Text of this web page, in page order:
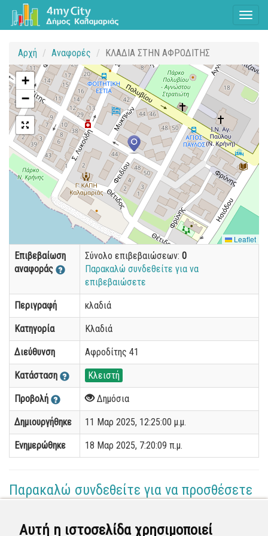
Αυτή η ιστοσελίδα χρησιμοποιεί
Αρχή Αναφορές ΚΛΑΔΙΑ ΣΤΗΝ ΑΦΡΟΔΙΤΗΣ
+
−
Leaflet
Επιβεβαίωση
αναφοράς
Σύνολο επιβεβαιώσεων: 0
Παρακαλώ συνδεθείτε για να
επιβεβαιώσετε
Περιγραφή κλαδιά
Κατηγορία Κλαδιά
Διεύθυνση Αφροδίτης 41
Κατάσταση Κλειστή
Προβολή Δημόσια
Δημιουργήθηκε 11 Μαρ 2025, 12:25:00 μ.μ.
Ενημερώθηκε 18 Μαρ 2025, 7:20:09 π.μ.
Παρακαλώ συνδεθείτε για να προσθέσετε